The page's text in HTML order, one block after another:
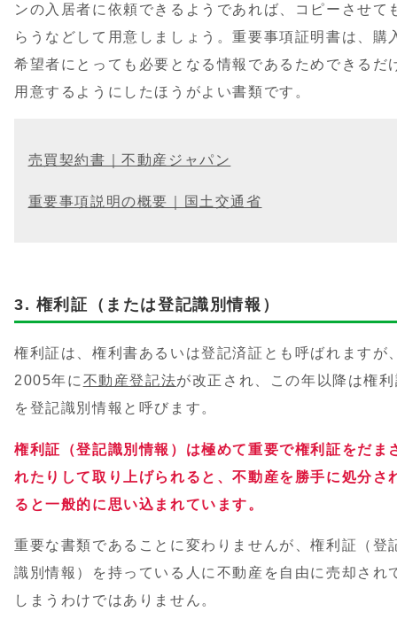
ンの入居者に依頼できるようであれば、コピーさせて
らうなどして用意しましょう。重要事項証明書は、購
希望者にとっても必要となる情報であるためできるだ
用意するようにしたほうがよい書類です。
売買契約書｜不動産ジャパン
重要事項説明の概要｜国土交通省
権利証（または登記識別情報）
権利証は、権利書あるいは登記済証とも呼ばれますが
2005年に 不動産登記法が改正され、この年以降は権
を登記識別情報と呼びます。
権利証（登記識別情報）は極めて重要で権利証をだま
れたりして取り上げられると、不動産を勝手に処分さ
ると一般的に思い込まれています。
重要な書類であることに変わりませんが、権利証（登
識別情報）を持っている人に不動産を自由に売却され
しまうわけではありません。